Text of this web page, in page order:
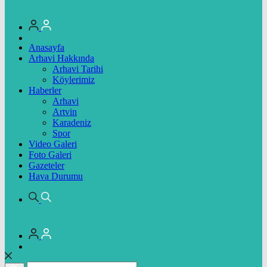
Anasayfa
Arhavi Hakkında
Arhavi Tarihi
Köylerimiz
Haberler
Arhavi
Artvin
Karadeniz
Spor
Video Galeri
Foto Galeri
Gazeteler
Hava Durumu